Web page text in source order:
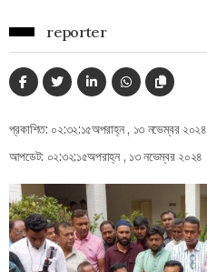
reporter
প্রকাশিত: ০২:৩২:১৫অপরাহ্ন , ১৩ নভেম্বর ২০২৪
আপডেট: ০২:৩২:১৫অপরাহ্ন , ১৩ নভেম্বর ২০২৪